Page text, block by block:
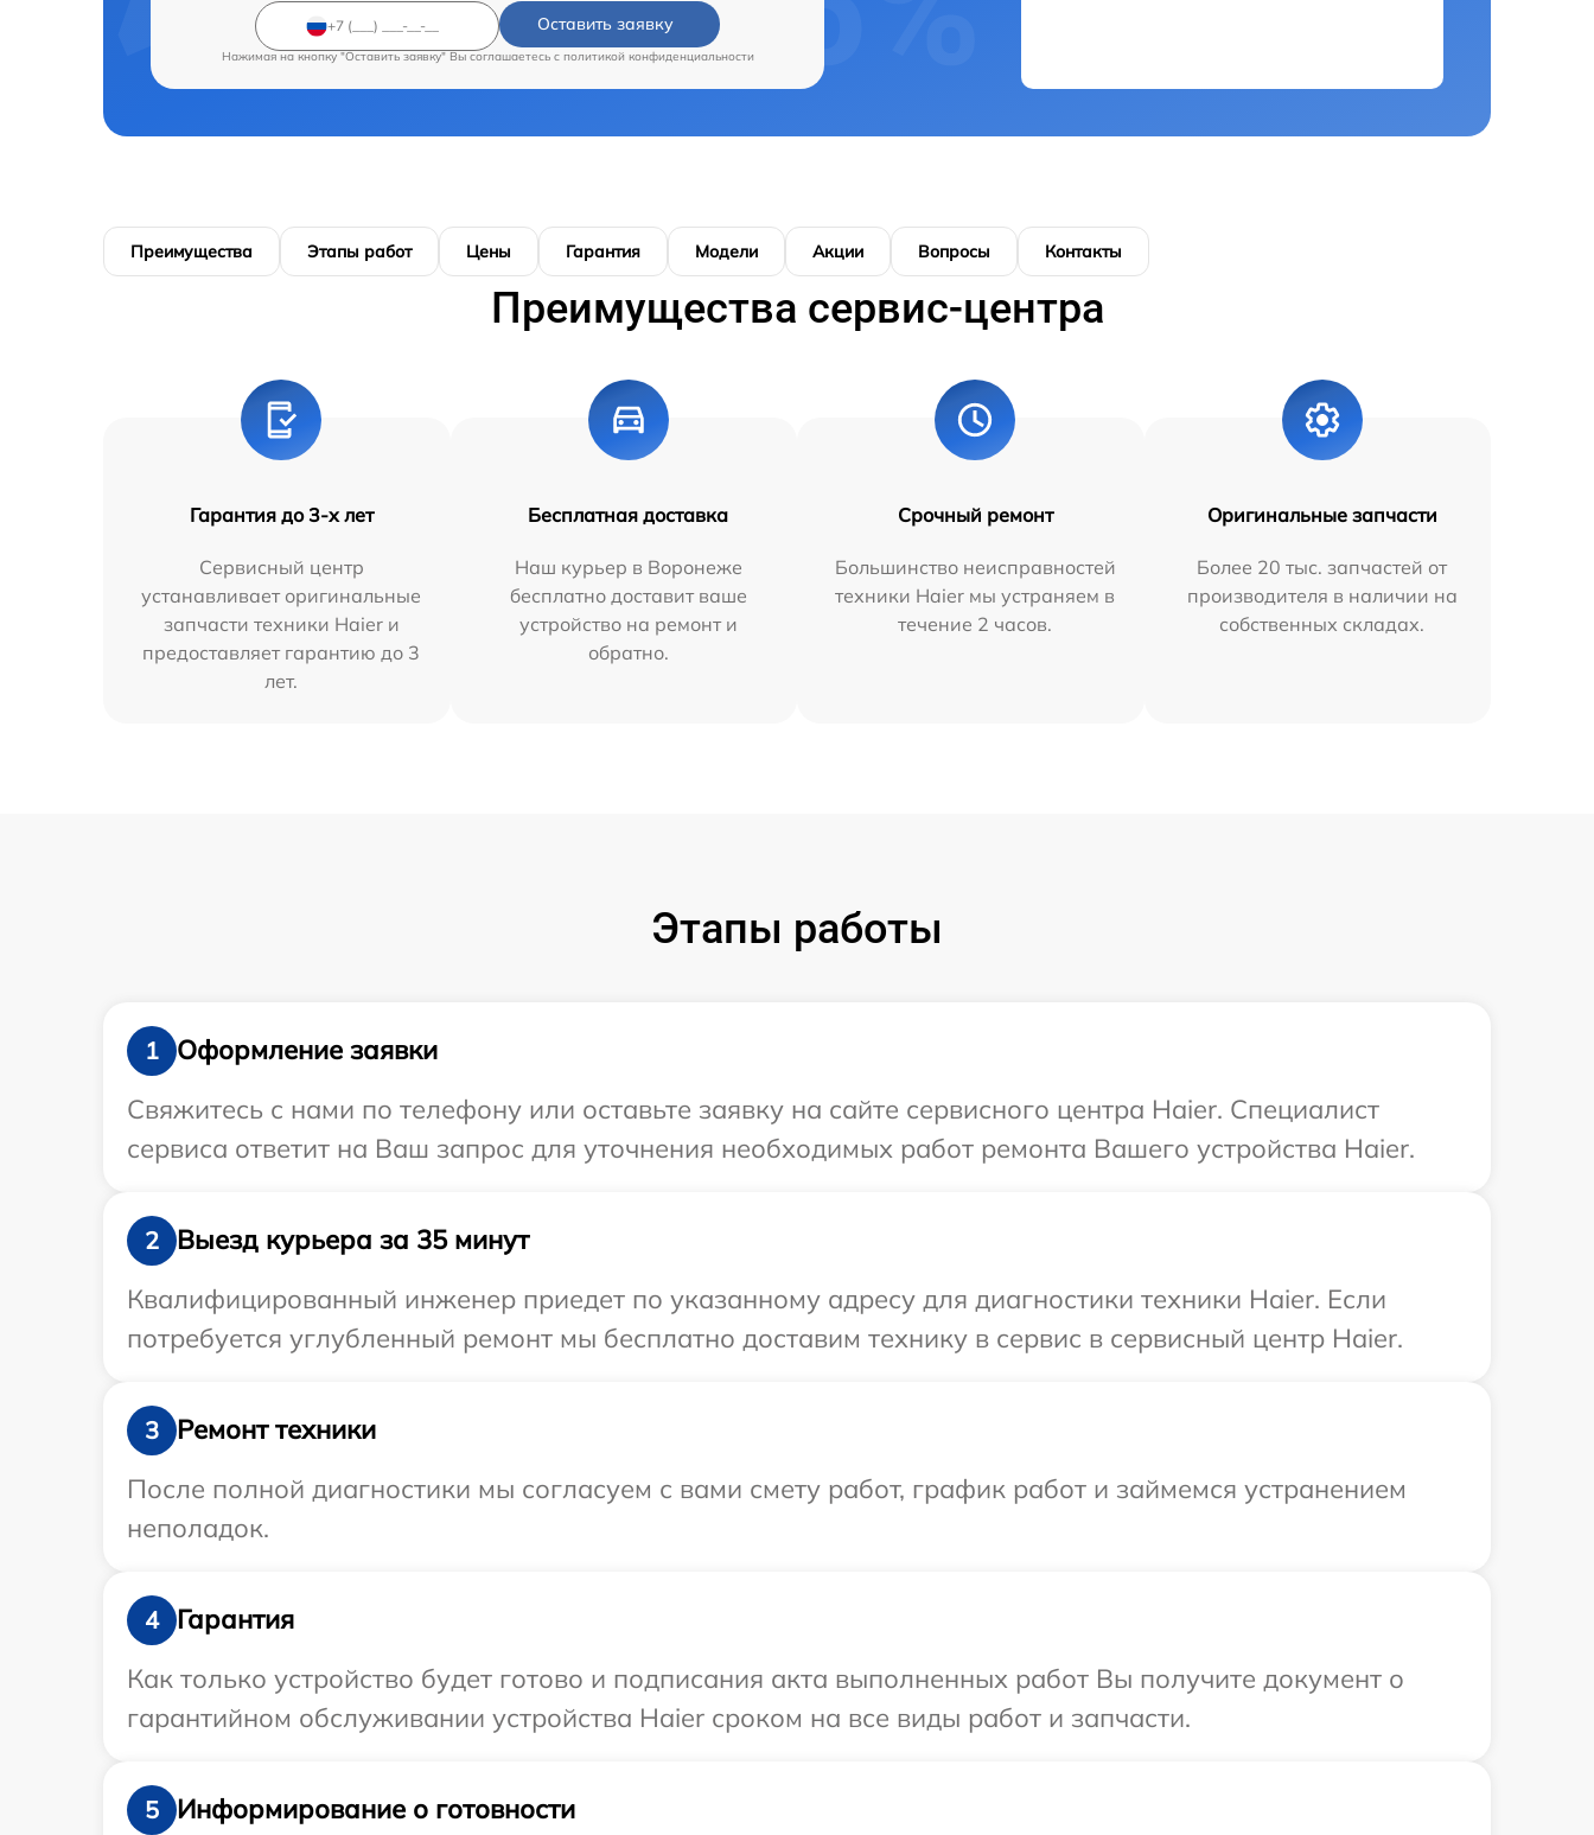
Оставить заявку
Нажимая на кнопку "Оставить заявку" Вы соглашаетесь c политикой конфиденциальности
Преимущества Этапы работ Цены Гарантия Модели Акции Вопросы Контакты
Преимущества сервис-центра
Гарантия до 3-х лет
Сервисный центр
устанавливает оригинальные
запчасти техники Haier и
предоставляет гарантию до 3
лет.
Бесплатная доставка
Наш курьер в Воронеже
бесплатно доставит ваше
устройство на ремонт и
обратно.
Срочный ремонт
Большинство неисправностей
техники Haier мы устраняем в
течение 2 часов.
Оригинальные запчасти
Более 20 тыс. запчастей от
производителя в наличии на
собственных складах.
Этапы работы
1
Оформление заявки
Свяжитесь с нами по телефону или оставьте заявку на сайте сервисного центра Haier. Специалист
сервиса ответит на Ваш запрос для уточнения необходимых работ ремонта Вашего устройства Haier.
2
Выезд курьера за 35 минут
Квалифицированный инженер приедет по указанному адресу для диагностики техники Haier. Если
потребуется углубленный ремонт мы бесплатно доставим технику в сервис в сервисный центр Haier.
3
Ремонт техники
После полной диагностики мы согласуем с вами смету работ, график работ и займемся устранением
неполадок.
4
Гарантия
Как только устройство будет готово и подписания акта выполненных работ Вы получите документ о
гарантийном обслуживании устройства Haier сроком на все виды работ и запчасти.
5
Информирование о готовности